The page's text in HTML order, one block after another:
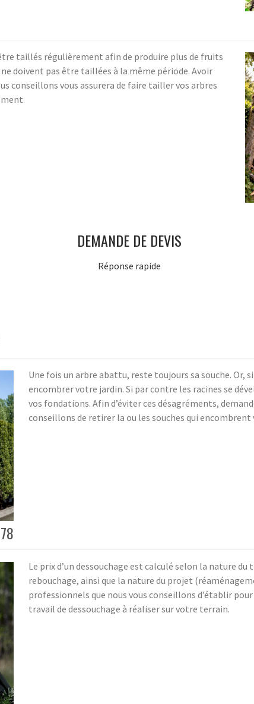
taillés régulièrement afin de produire plus de fruits
doivent pas être taillées à la même période. Avoir
conseillons vous assurera de faire tailler vos arbres
DEMANDE DE DEVIS
Réponse rapide
Une fois un arbre abattu, reste toujours sa souche.
encombrer votre jardin. Si par contre les racines se
vos fondations. Afin d’éviter ces désagréments,
conseillons de retirer la ou les souches qui encombrent
Le prix d’un dessouchage est calculé selon la nature
rebouchage, ainsi que la nature du projet
professionnels que nous vous conseillons d’établir
travail de dessouchage à réaliser sur votre terrain.